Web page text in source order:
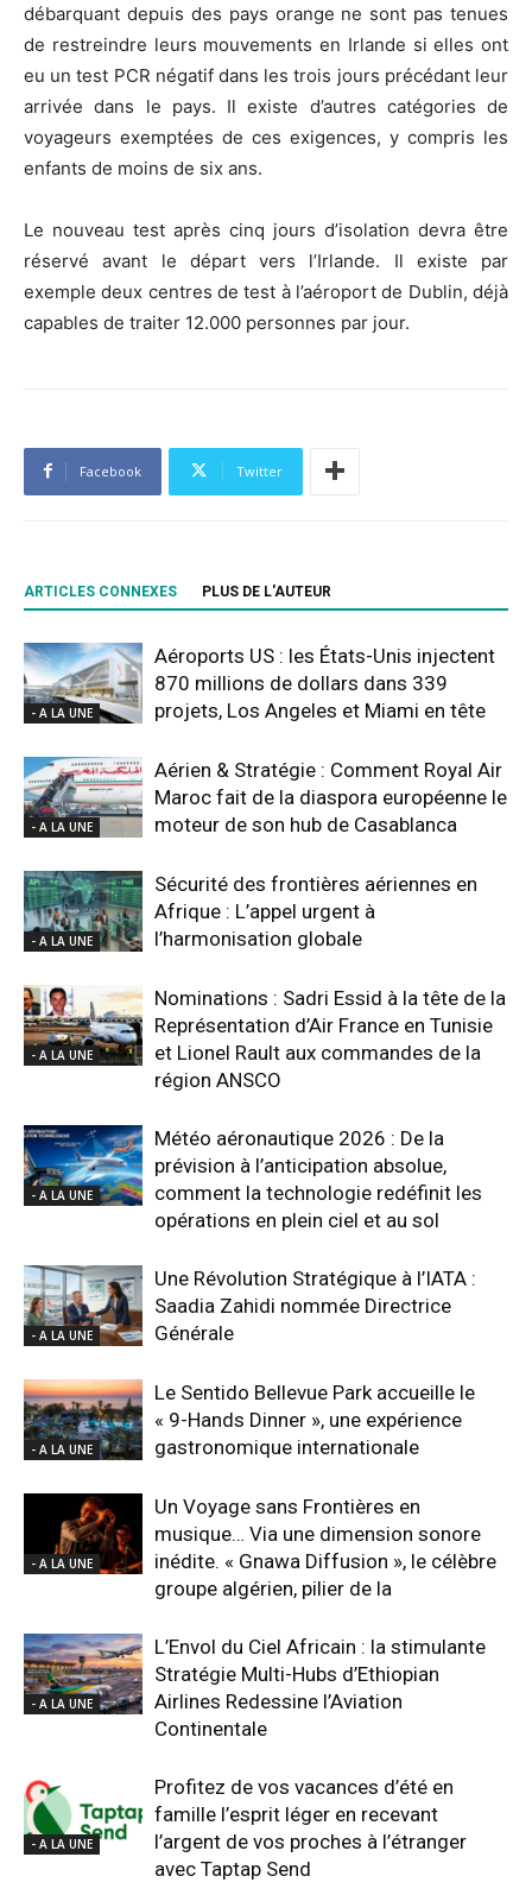
débarquant depuis des pays orange ne sont pas tenues
de restreindre leurs mouvements en Irlande si elles ont
eu un test PCR négatif dans les trois jours précédant leur
arrivée dans le pays. Il existe d’autres catégories de
voyageurs exemptées de ces exigences, y compris les
enfants de moins de six ans.
Le nouveau test après cinq jours d’isolation devra être
réservé avant le départ vers l’Irlande. Il existe par
exemple deux centres de test à l’aéroport de Dublin, déjà
capables de traiter 12.000 personnes par jour.
Facebook Twitter
ARTICLES CONNEXES PLUS DE L'AUTEUR
- A LA UNE
Aéroports US : les États-Unis injectent
870 millions de dollars dans 339
projets, Los Angeles et Miami en tête
- A LA UNE
Aérien & Stratégie : Comment Royal Air
Maroc fait de la diaspora européenne le
moteur de son hub de Casablanca
- A LA UNE
Sécurité des frontières aériennes en
Afrique : L’appel urgent à
l’harmonisation globale
- A LA UNE
Nominations : Sadri Essid à la tête de la
Représentation d’Air France en Tunisie
et Lionel Rault aux commandes de la
région ANSCO
- A LA UNE
Météo aéronautique 2026 : De la
prévision à l’anticipation absolue,
comment la technologie redéfinit les
opérations en plein ciel et au sol
- A LA UNE
Une Révolution Stratégique à l’IATA :
Saadia Zahidi nommée Directrice
Générale
- A LA UNE
Le Sentido Bellevue Park accueille le
« 9-Hands Dinner », une expérience
gastronomique internationale
- A LA UNE
Un Voyage sans Frontières en
musique… Via une dimension sonore
inédite. « Gnawa Diffusion », le célèbre
groupe algérien, pilier de la
- A LA UNE
L’Envol du Ciel Africain : la stimulante
Stratégie Multi-Hubs d’Ethiopian
Airlines Redessine l’Aviation
Continentale
- A LA UNE
Profitez de vos vacances d’été en
famille l’esprit léger en recevant
l’argent de vos proches à l’étranger
avec Taptap Send